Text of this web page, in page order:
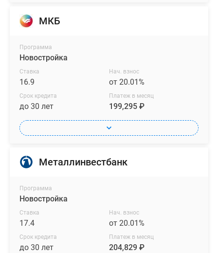
МКБ
Программа
Новостройка
Ставка
16.9
Нач. взнос
от 20.01%
Срок кредита
до 30 лет
Платеж в месяц
199,295 ₽
Металлинвестбанк
Программа
Новостройка
Ставка
17.4
Нач. взнос
от 20.01%
Срок кредита
до 30 лет
Платеж в месяц
204,829 ₽